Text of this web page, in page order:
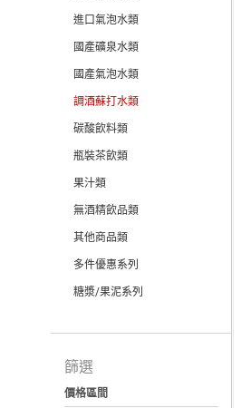
進口氣泡水類
國產礦泉水類
國產氣泡水類
調酒蘇打水類
碳酸飲料類
瓶裝茶飲類
果汁類
無酒精飲品類
其他商品類
多件優惠系列
糖漿/果泥系列
篩選
價格區間